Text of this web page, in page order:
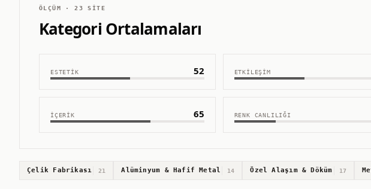
ÖLÇÜM ·23 SITE
Kategori Ortalamaları
ESTETIK 52 ETKILEŞIM
İÇERIK 65 RENK CANLILIĞI
Çelik Fabrikası 21 Alüminyum & Hafif Metal 14 Özel Alaşım & Döküm 17